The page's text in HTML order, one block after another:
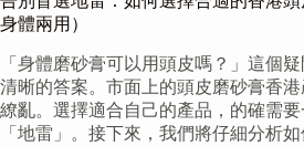
身體兩用）
「身體磨砂膏可以用頭皮嗎？」這個
清晰的答案。市面上的頭皮磨砂膏香
繚亂。選擇適合自己的產品，的確需
「地雷」。接下來，我們將仔細分析